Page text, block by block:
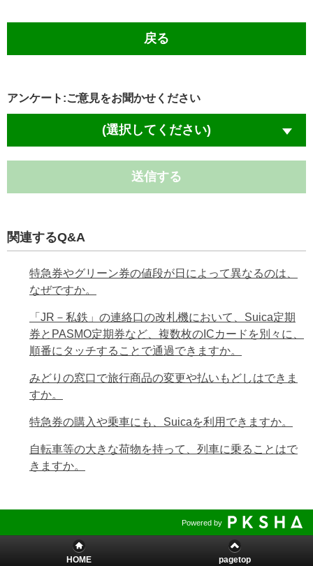
戻る
アンケート:ご意見をお聞かせください
(選択してください)
送信する
関連するQ&A
特急券やグリーン券の値段が日によって異なるのは、
なぜですか。
「JR－私鉄」の連絡口の改札機において、Suica定期
券とPASMO定期券など、複数枚のICカードを別々に、
順番にタッチすることで通過できますか。
みどりの窓口で旅行商品の変更や払いもどしはできま
すか。
特急券の購入や乗車にも、Suicaを利用できますか。
自転車等の大きな荷物を持って、列車に乗ることはで
きますか。
Powered by
HOME pagetop